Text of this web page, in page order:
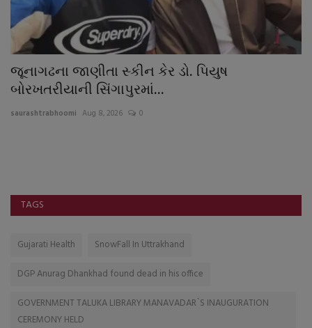
જૂનાગઢના જાણીતા સ્કીન કેર ડો. પિયુષ
બોરખતરીયાની સિંગાપુરમાં...
saurashtrabhoomi Aug 8, 2026 0
TAGS
Gujarati Health
SnowFall In Uttrakhand
DGP Anurag Dhankhad found dead in his office
GOVERNMENT TALUKA LIBRARY MANAVADAR`S INAUGURATION
CEREMONY HELD